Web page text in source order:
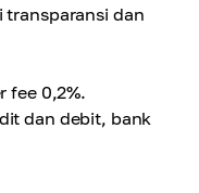
transparansi dan
fee 0,2%.
dan debit, bank